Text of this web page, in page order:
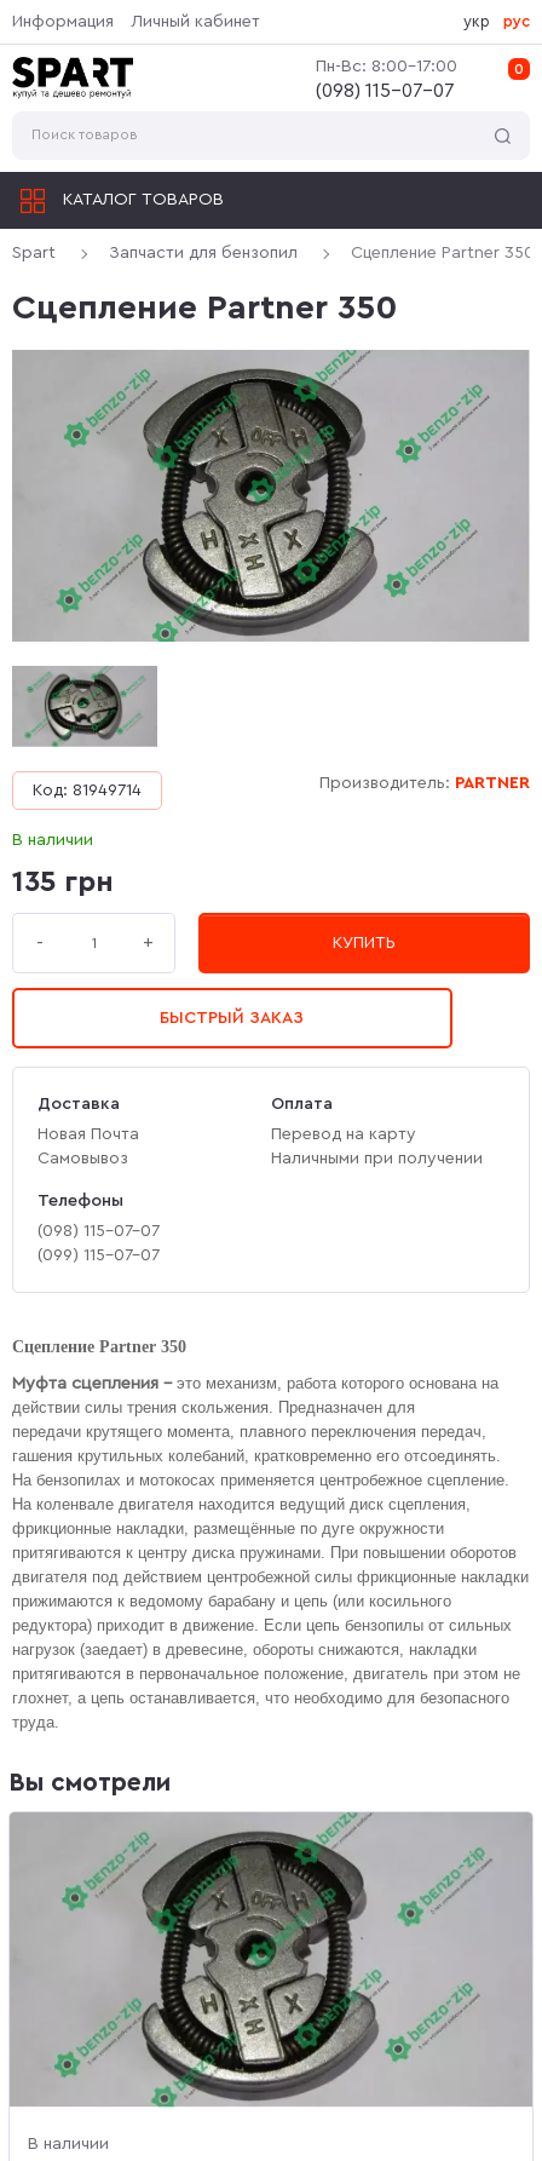
Информация Личный кабинет
0
Пн-Вс: 8:00-17:00
(‎098) 115-07-07
укр рус
КАТАЛОГ ТОВАРОВ
Spart Запчасти для бензопил Сцепление Partner 350
Сцепление Partner 350
Производитель: PARTNER
Код: 81949714
В наличии
135 грн
- + КУПИТЬ
БЫСТРЫЙ ЗАКАЗ
Доставка
Новая Почта
Самовывоз
Оплата
Перевод на карту
Наличными при получении
Телефоны
(‎098) 115-07-07
(‎099) 115-07-07
Сцепление Partner 350
Муфта сцепления – это механизм, работа которого основана на
действии силы трения скольжения. Предназначен для
передачи крутящего момента, плавного переключения передач,
гашения крутильных колебаний, кратковременно его отсоединять.
На бензопилах и мотокосаx применяется центробежное сцепление.
На коленвале двигателя находится ведущий диск сцепления,
фрикционные накладки, размещённые по дуге окружности
притягиваются к центру диска пружинами. При повышении оборотов
двигателя под действием центробежной силы фрикционные накладки
прижимаются к ведомому барабану и цепь (или косильного
редуктора) приходит в движение. Если цепь бензопилы от сильных
нагрузок (заедает) в древесине, обороты снижаются, накладки
притягиваются в первоначальное положение, двигатель при этом не
глохнет, а цепь останавливается, что необходимо для безопасного
труда.
Вы смотрели
В наличии